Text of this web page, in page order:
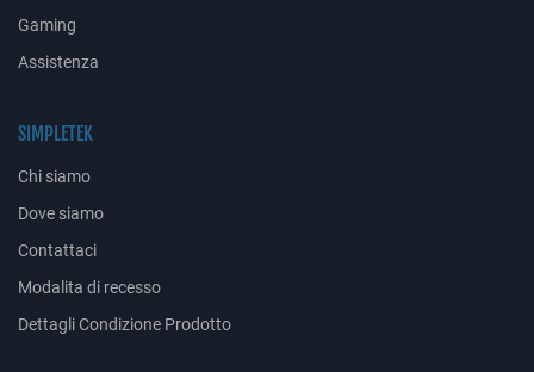
Gaming
Assistenza
SIMPLETEK
Chi siamo
Dove siamo
Contattaci
Modalita di recesso
Dettagli Condizione Prodotto